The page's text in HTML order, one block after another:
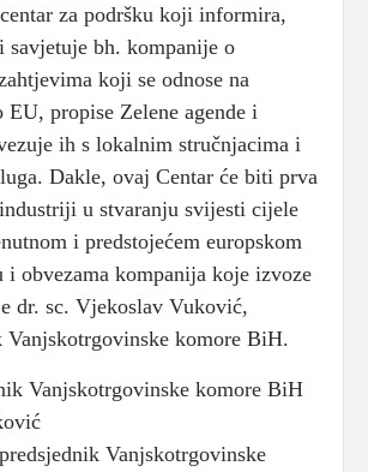
za podršku koji informira,
savjetuje bh. kompanije o
koji se odnose na
EU, propise Zelene agende i
ih s lokalnim stručnjacima i
Dakle, ovaj Centar će biti prva
u stvaranju svijesti cijele
i predstojećem europskom
i obvezama kompanija koje izvoze
dr. sc. Vjekoslav Vuković,
Vanjskotrgovinske komore BiH.
Vanjskotrgovinske